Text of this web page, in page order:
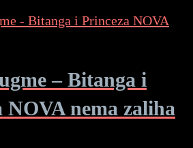
– Bitanga i
NOVA nema zaliha